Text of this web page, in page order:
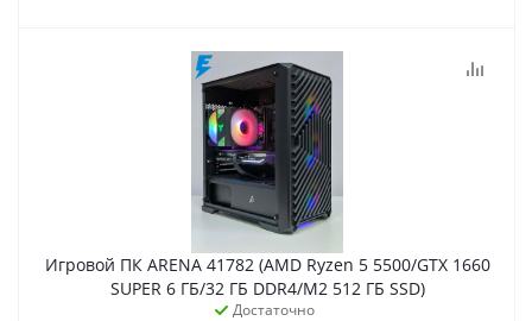
Игровой ПК ARENA 41782 (AMD Ryzen 5 5500/GTX 1660
SUPER 6 ГБ/32 ГБ DDR4/M2 512 ГБ SSD)
Достаточно